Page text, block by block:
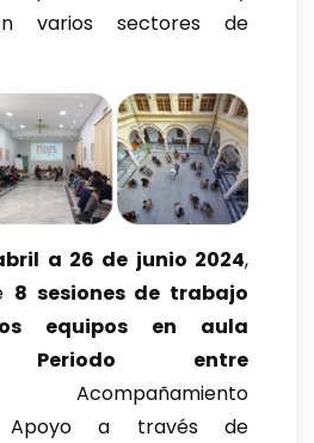
varios sectores de
a 26 de junio 2024,
8 sesiones de trabajo
equipos en aula
Periodo entre
Acompañamiento
Apoyo a través de